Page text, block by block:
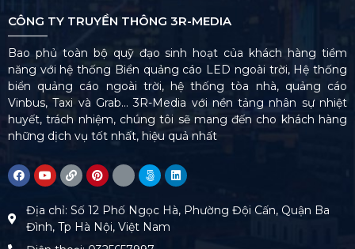
CÔNG TY TRUYỀN THÔNG 3R-MEDIA
Bao phủ toàn bộ quỹ đạo sinh hoạt của khách hàng tiềm
năng với hệ thống Biển quảng cáo LED ngoài trời, Hệ thống
biển quảng cáo ngoài trời, hệ thống tòa nhà, quảng cáo
Vinbus, Taxi và Grab… 3R-Media với nền tảng nhân sự nhiệt
huyết, trách nhiệm, chúng tôi sẽ mang đến cho khách hàng
những dịch vụ tốt nhất, hiệu quả nhất
Địa chỉ: Số 12 Phố Ngọc Hà, Phường Đội Cấn, Quận Ba
Đình, Tp Hà Nội, Việt Nam